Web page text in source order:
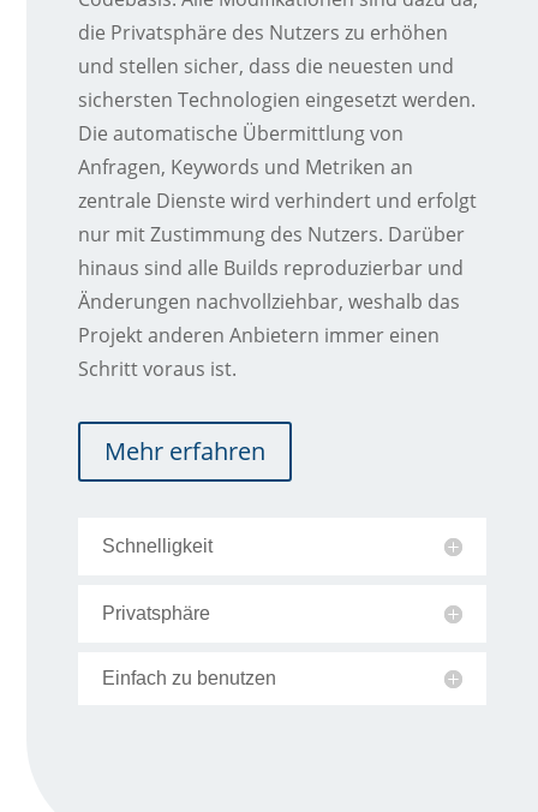
die Privatsphäre des Nutzers zu erhöhen
und stellen sicher, dass die neuesten und
sichersten Technologien eingesetzt werden.
Die automatische Übermittlung von
Anfragen, Keywords und Metriken an
zentrale Dienste wird verhindert und erfolgt
nur mit Zustimmung des Nutzers. Darüber
hinaus sind alle Builds reproduzierbar und
Änderungen nachvollziehbar, weshalb das
Projekt anderen Anbietern immer einen
Schritt voraus ist.
Mehr erfahren
Schnelligkeit
Privatsphäre
Einfach zu benutzen